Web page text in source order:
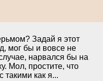
Задай я этот
мог бы и вовсе не
нарвался бы на
Мол, простите, что
такими как я...